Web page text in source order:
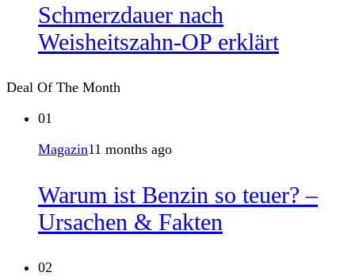
Schmerzdauer nach
Weisheitszahn-OP erklärt
Deal Of The Month
01
Magazin11 months ago
Warum ist Benzin so teuer? –
Ursachen & Fakten
02